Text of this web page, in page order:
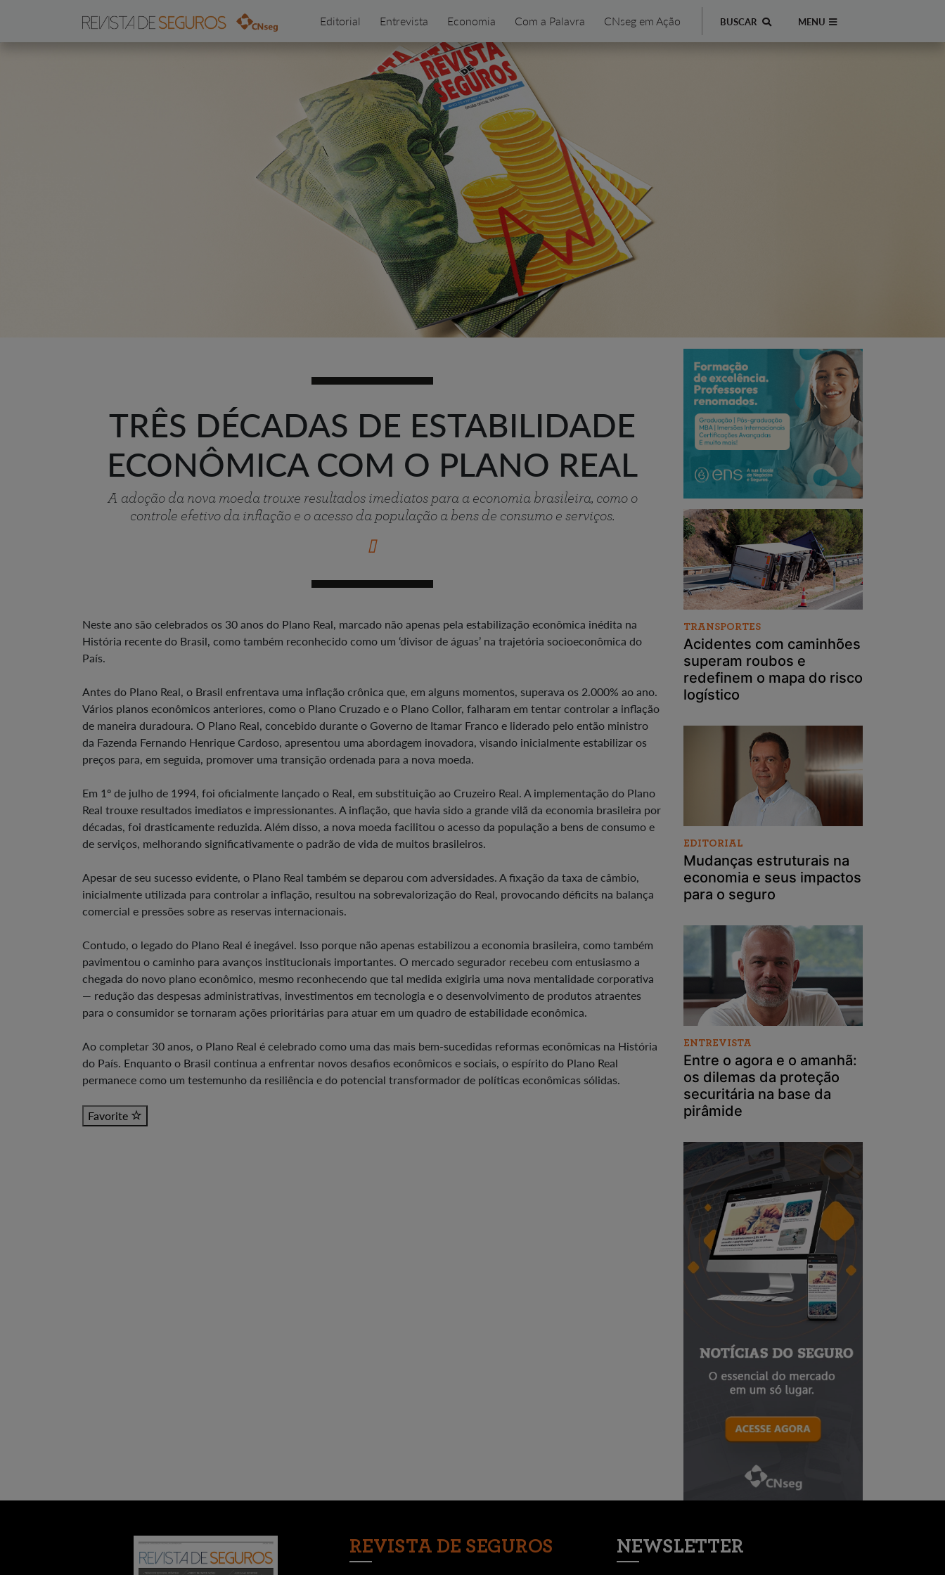
Editorial Entrevista Economia Com a Palavra CNseg em Ação BUSCAR MENU
TRÊS DÉCADAS DE ESTABILIDADE
ECONÔMICA COM O PLANO REAL
A adoção da nova moeda trouxe resultados imediatos para a economia brasileira, como o
controle efetivo da inflação e o acesso da população a bens de consumo e serviços.
Neste ano são celebrados os 30 anos do Plano Real, marcado não apenas pela estabilização econômica inédita na
História recente do Brasil, como também reconhecido como um ‘divisor de águas’ na trajetória socioeconômica do
País.
Antes do Plano Real, o Brasil enfrentava uma inflação crônica que, em alguns momentos, superava os 2.000% ao ano.
Vários planos econômicos anteriores, como o Plano Cruzado e o Plano Collor, falharam em tentar controlar a inflação
de maneira duradoura. O Plano Real, concebido durante o Governo de Itamar Franco e liderado pelo então ministro
da Fazenda Fernando Henrique Cardoso, apresentou uma abordagem inovadora, visando inicialmente estabilizar os
preços para, em seguida, promover uma transição ordenada para a nova moeda.
Em 1º de julho de 1994, foi oficialmente lançado o Real, em substituição ao Cruzeiro Real. A implementação do Plano
Real trouxe resultados imediatos e impressionantes. A inflação, que havia sido a grande vilã da economia brasileira por
décadas, foi drasticamente reduzida. Além disso, a nova moeda facilitou o acesso da população a bens de consumo e
de serviços, melhorando significativamente o padrão de vida de muitos brasileiros.
Apesar de seu sucesso evidente, o Plano Real também se deparou com adversidades. A fixação da taxa de câmbio,
inicialmente utilizada para controlar a inflação, resultou na sobrevalorização do Real, provocando déficits na balança
comercial e pressões sobre as reservas internacionais.
Contudo, o legado do Plano Real é inegável. Isso porque não apenas estabilizou a economia brasileira, como também
pavimentou o caminho para avanços institucionais importantes. O mercado segurador recebeu com entusiasmo a
chegada do novo plano econômico, mesmo reconhecendo que tal medida exigiria uma nova mentalidade corporativa
— redução das despesas administrativas, investimentos em tecnologia e o desenvolvimento de produtos atraentes
para o consumidor se tornaram ações prioritárias para atuar em um quadro de estabilidade econômica.
Ao completar 30 anos, o Plano Real é celebrado como uma das mais bem-sucedidas reformas econômicas na História
do País. Enquanto o Brasil continua a enfrentar novos desafios econômicos e sociais, o espírito do Plano Real
permanece como um testemunho da resiliência e do potencial transformador de políticas econômicas sólidas.
Favorite
TRANSPORTES
Acidentes com caminhões
superam roubos e
redefinem o mapa do risco
logístico
EDITORIAL
Mudanças estruturais na
economia e seus impactos
para o seguro
ENTREVISTA
Entre o agora e o amanhã:
os dilemas da proteção
securitária na base da
pirâmide
REVISTA DE SEGUROS NEWSLETTER